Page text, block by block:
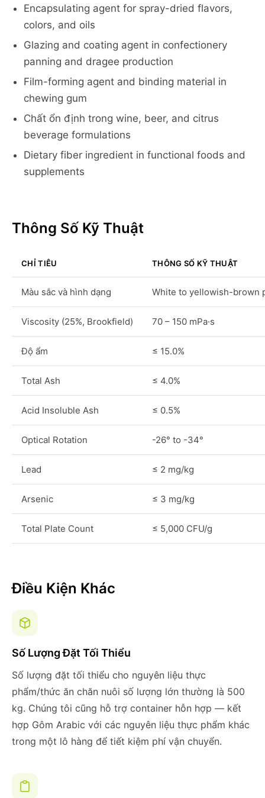
Encapsulating agent for spray-dried flavors,
colors, and oils
Glazing and coating agent in confectionery
panning and dragee production
Film-forming agent and binding material in
chewing gum
Chất ổn định trong wine, beer, and citrus
beverage formulations
Dietary fiber ingredient in functional foods and
supplements
Thông Số Kỹ Thuật
CHỈ TIÊU THÔNG SỐ KỸ THUẬT
Màu sắc và hình dạng White to yellowish-brown
Viscosity (25%, Brookfield) 70 – 150 mPa·s
Độ ẩm ≤ 15.0%
Total Ash ≤ 4.0%
Acid Insoluble Ash ≤ 0.5%
Optical Rotation -26° to -34°
Lead ≤ 2 mg/kg
Arsenic ≤ 3 mg/kg
Total Plate Count ≤ 5,000 CFU/g
Điều Kiện Khác
Số Lượng Đặt Tối Thiểu
Số lượng đặt tối thiểu cho nguyên liệu thực
phẩm/thức ăn chăn nuôi số lượng lớn thường là 500
kg. Chúng tôi cũng hỗ trợ container hỗn hợp — kết
hợp Gôm Arabic với các nguyên liệu thực phẩm khác
trong một lô hàng để tiết kiệm phí vận chuyển.